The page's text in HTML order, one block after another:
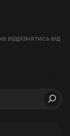
відрізнятись від